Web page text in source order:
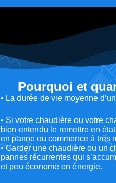
Pourquoi et
• La durée de vie moyenne
• Si votre chaudière ou votre
bien entendu le remettre en
en panne ou commence à très
• Garder une chaudière ou un
pannes récurrentes qui
et peu économe en énergie.